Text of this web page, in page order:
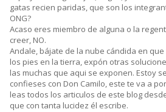
gatas recien paridas, que son los
ONG?
Acaso eres miembro de alguna o la
creer, NO.
Andale, bájate de la nube cándida en
los pies en la tierra, expón otras
las muchas que aqui se exponen. Estoy
confieses con Don Camilo, este te va a
leas todos los articulos de este blog
que con tanta lucidez él escribe.